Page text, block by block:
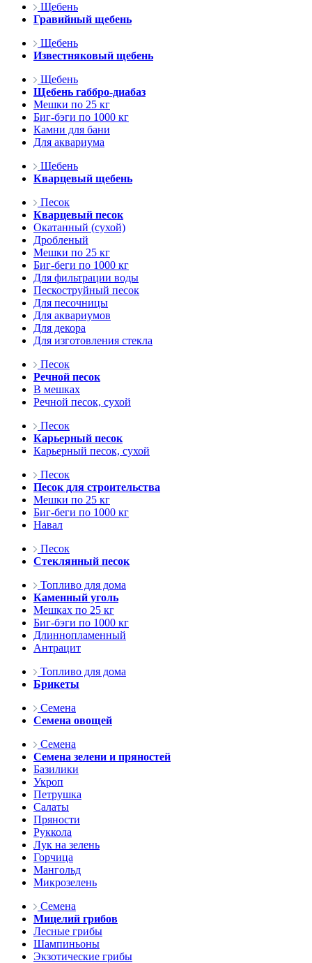
Щебень
Гравийный щебень
Щебень
Известняковый щебень
Щебень
Щебень габбро-диабаз
Мешки по 25 кг
Биг-бэги по 1000 кг
Камни для бани
Для аквариума
Щебень
Кварцевый щебень
Песок
Кварцевый песок
Окатанный (сухой)
Дробленый
Мешки по 25 кг
Биг-беги по 1000 кг
Для фильтрации воды
Пескоструйный песок
Для песочницы
Для аквариумов
Для декора
Для изготовления стекла
Песок
Речной песок
В мешках
Речной песок, сухой
Песок
Карьерный песок
Карьерный песок, сухой
Песок
Песок для строительства
Мешки по 25 кг
Биг-беги по 1000 кг
Навал
Песок
Стеклянный песок
Топливо для дома
Каменный уголь
Мешках по 25 кг
Биг-бэги по 1000 кг
Длиннопламенный
Антрацит
Топливо для дома
Брикеты
Семена
Семена овощей
Семена
Семена зелени и пряностей
Базилики
Укроп
Петрушка
Салаты
Пряности
Руккола
Лук на зелень
Горчица
Мангольд
Микрозелень
Семена
Мицелий грибов
Лесные грибы
Шампиньоны
Экзотические грибы